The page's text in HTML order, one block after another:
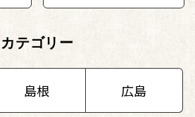
カテゴリー
島根 広島